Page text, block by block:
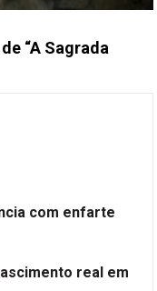
“A Sagrada
com enfarte
real em